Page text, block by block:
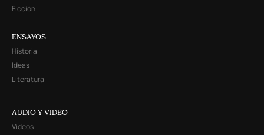
Ficción
ENSAYOS
Historia
Ideas
Literatura
AUDIO Y VIDEO
Videos